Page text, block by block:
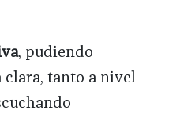
, pudiendo
clara, tanto a nivel